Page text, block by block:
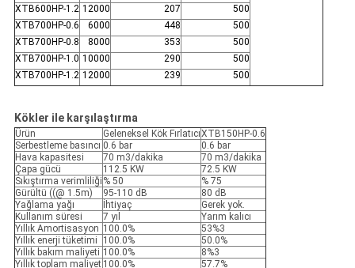
XTB600HP-1.2 12000 207
500
XTB700HP-0.6
6000 448
500
XTB700HP-0.8
8000 353
500
XTB700HP-1.0 10000 290
500
XTB700HP-1.2 12000 239 500
Kökler ile karşılaştırma
Ürün Geleneksel Kök FırlatıcıXTB150HP-0.6
Serbestleme basıncı 0.6 bar
0.6 bar
Hava kapasitesi
70 m3/dakika
70 m3/dakika
Çapa gücü
112.5 KW
72.5 KW
Sıkıştırma verimliliği % 50
% 75
Gürültü ((@ 1.5m)
95-110 dB
80 dB
Yağlama yağı
İhtiyaç
Gerek yok.
Kullanım süresi
7 yıl
Yarım kalıcı
Yıllık Amortisasyon 100.0%
53%3
Yıllık enerji tüketimi
100.0%
50.0%
Yıllık bakım maliyeti 100.0%
8%3
Yıllık toplam maliyet 100.0% 57.7%